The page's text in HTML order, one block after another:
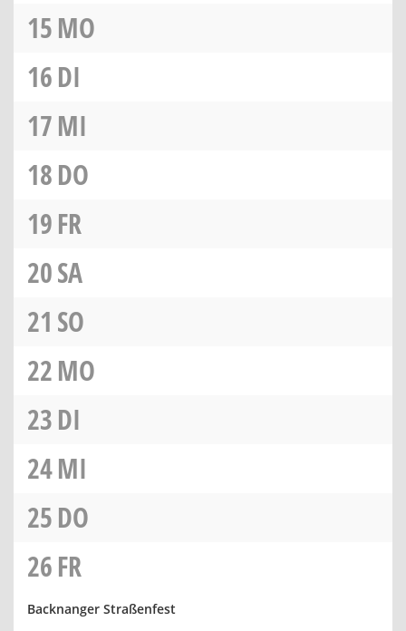
15MO
16DI
17MI
18DO
19FR
20SA
21 SO
22MO
23DI
24MI
25DO
26FR
Backnanger Straßenfest